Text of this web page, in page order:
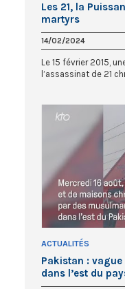
Les 21, la
martyrs
14/02/2024
Le 15 février 2015,
l’assassinat de 21
ACTUALITÉS
Pakistan :
dans l’est du